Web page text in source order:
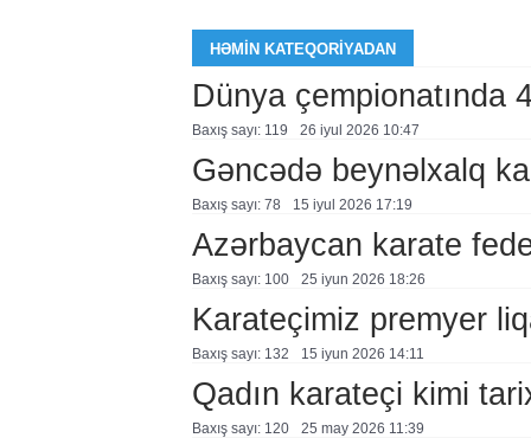
HƏMIN KATEQORIYADAN
Dünya çempionatında
Baxış sayı: 119 26 i̇yul 2026 10:47
Gəncədə beynəlxalq
Baxış sayı: 78 15 i̇yul 2026 17:19
Azərbaycan karate
Baxış sayı: 100 25 i̇yun 2026 18:26
Karateçimiz premyer
Baxış sayı: 132 15 i̇yun 2026 14:11
Qadın karateçi kimi
Baxış sayı: 120 25 may 2026 11:39